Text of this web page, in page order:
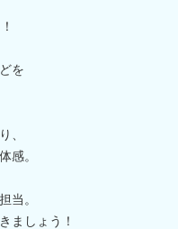
を
、
感。
当。
ましょう！